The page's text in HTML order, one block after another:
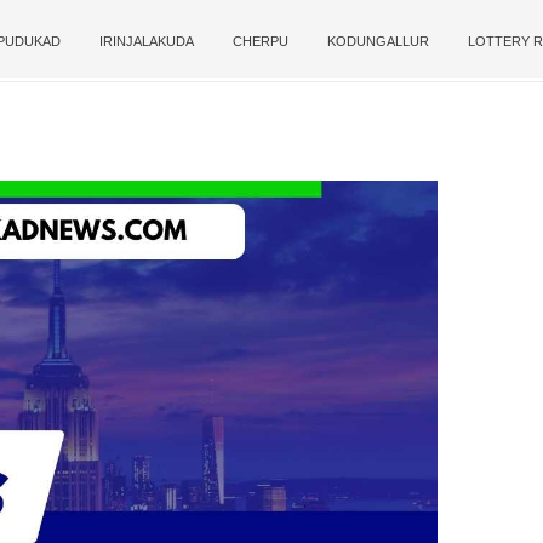
IRINJALAKUDA CHERPU KODUNGALLUR LOTTERY